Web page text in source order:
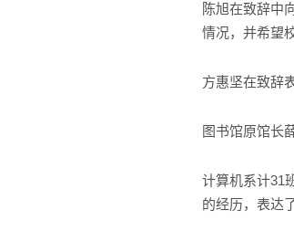
陈旭在致辞中
情况，并希望
方惠坚在致辞
图书馆原馆长
计算机系计31
的经历，表达